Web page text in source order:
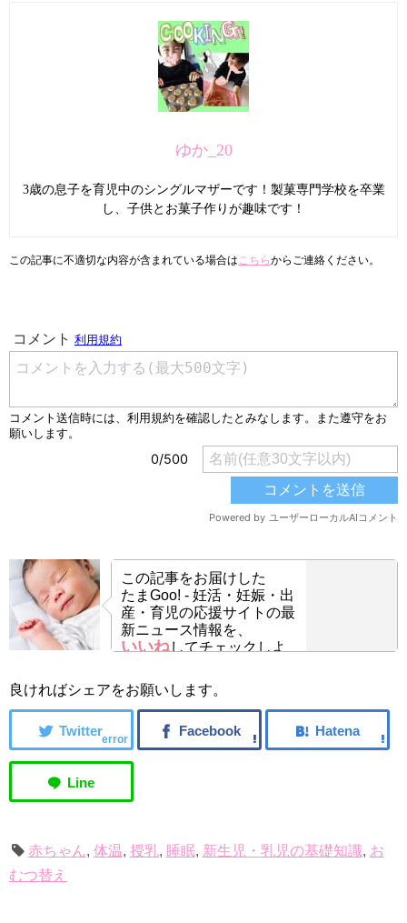
ゆか_20
3歳の息子を育児中のシングルマザーです！製菓専門学校を卒業
し、子供とお菓子作りが趣味です！
この記事に不適切な内容が含まれている場合は こちらからご連絡ください。
この記事をお届けした
たまGoo! - 妊活・妊娠・出
産・育児の応援サイトの最
新ニュース情報を、
いいねしてチェックしよ
良ければシェアをお願いします。
error
赤ちゃん, 体温, 授乳, 睡眠, 新生児・乳児の基礎知識, お
むつ替え